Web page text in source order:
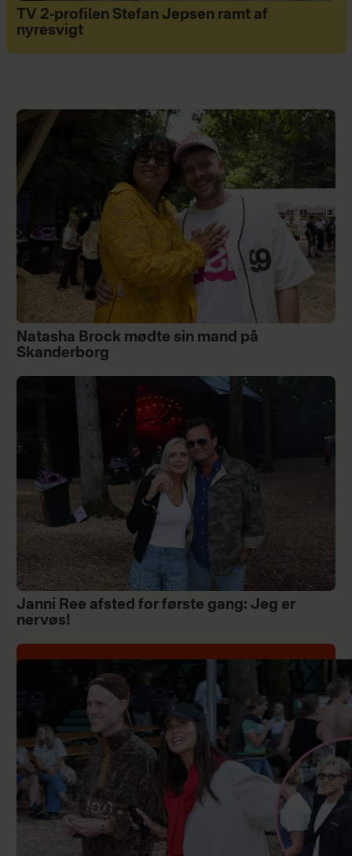
TV 2-profilen Stefan Jepsen ramt af
nyresvigt
Natasha Brock mødte sin mand på
Skanderborg
Janni Ree afsted for første gang: Jeg er
nervøs!